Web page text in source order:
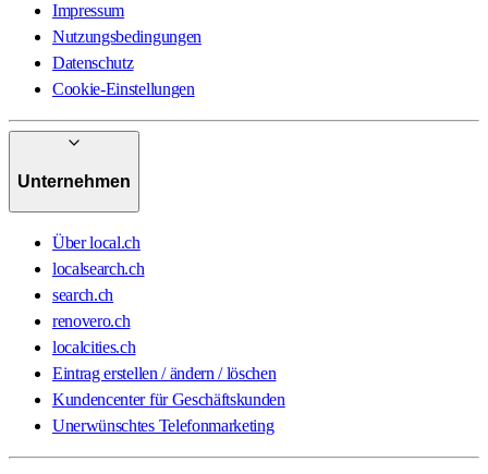
Impressum
Nutzungsbedingungen
Datenschutz
Cookie-Einstellungen
Unternehmen
Über local.ch
localsearch.ch
search.ch
renovero.ch
localcities.ch
Eintrag erstellen / ändern / löschen
Kundencenter für Geschäftskunden
Unerwünschtes Telefonmarketing